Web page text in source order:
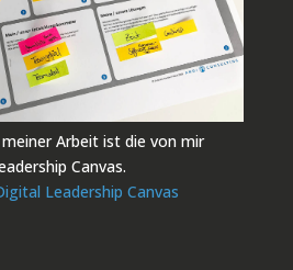
Arbeit ist die von mir
Canvas.
Leadership Canvas